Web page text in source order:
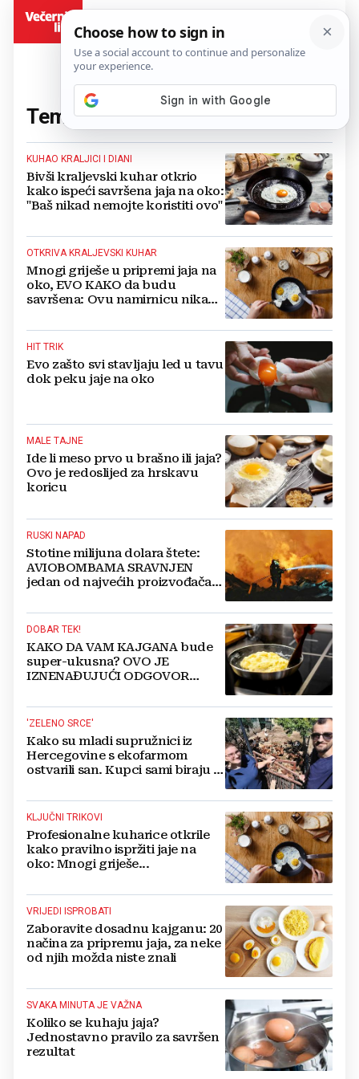
Tema:jaja(188 članaka)
KUHAO KRALJICI I DIANI
Bivši kraljevski kuhar otkrio
kako ispeći savršena jaja na oko:
"Baš nikad nemojte koristiti ovo"
OTKRIVA KRALJEVSKI KUHAR
Mnogi griješe u pripremi jaja na
oko, EVO KAKO da budu
savršena: Ovu namirnicu nikad
HIT TRIK
Evo zašto svi stavljaju led u tavu
dok peku jaje na oko
MALE TAJNE
Ide li meso prvo u brašno ili jaja?
Ovo je redoslijed za hrskavu
koricu
RUSKI NAPAD
Stotine milijuna dolara štete:
AVIOBOMBAMA SRAVNJEN
jedan od najvećih proizvođača
DOBAR TEK!
KAKO DA VAM KAJGANA bude
super-ukusna? OVO JE
IZNENAĐUJUĆI ODGOVOR
'ZELENO SRCE'
Kako su mladi supružnici iz
Hercegovine s ekofarmom
ostvarili san. Kupci sami biraju i
KLJUČNI TRIKOVI
Profesionalne kuharice otkrile
kako pravilno ispržiti jaje na
oko: Mnogi griješe...
VRIJEDI ISPROBATI
Zaboravite dosadnu kajganu: 20
načina za pripremu jaja, za neke
od njih možda niste znali
SVAKA MINUTA JE VAŽNA
Koliko se kuhaju jaja?
Jednostavno pravilo za savršen
rezultat